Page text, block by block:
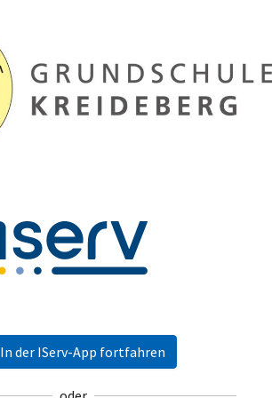
In der IServ-App fortfahren